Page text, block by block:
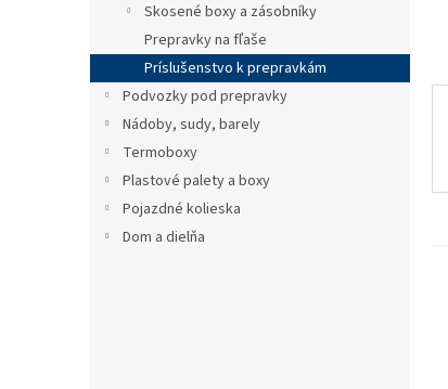
Skosené boxy a zásobníky
Prepravky na fľaše
Príslušenstvo k prepravkám
Podvozky pod prepravky
Nádoby, sudy, barely
Termoboxy
Plastové palety a boxy
Pojazdné kolieska
Dom a dielňa